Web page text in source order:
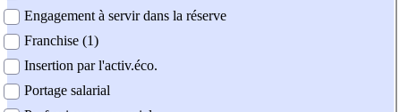
Engagement à servir dans la réserve
Franchise (1)
Insertion par l'activ.éco.
Portage salarial